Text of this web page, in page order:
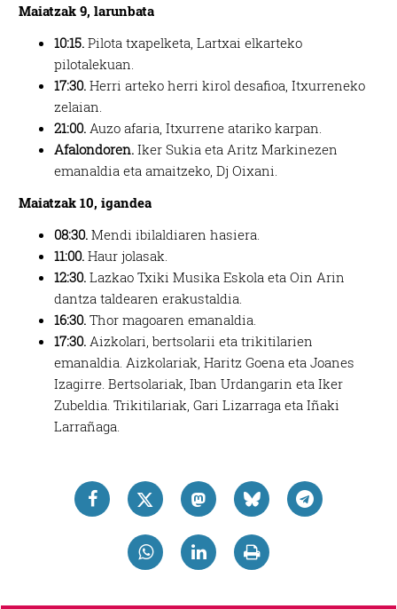
Maiatzak 9, larunbata
10:15. Pilota txapelketa, Lartxai elkarteko
pilotalekuan.
17:30. Herri arteko herri kirol desafioa, Itxurreneko
zelaian.
21:00. Auzo afaria, Itxurrene atariko karpan.
Afalondoren. Iker Sukia eta Aritz Markinezen
emanaldia eta amaitzeko, Dj Oixani.
Maiatzak 10, igandea
08:30. Mendi ibilaldiaren hasiera.
11:00. Haur jolasak.
12:30. Lazkao Txiki Musika Eskola eta Oin Arin
dantza taldearen erakustaldia.
16:30. Thor magoaren emanaldia.
17:30. Aizkolari, bertsolarii eta trikitilarien
emanaldia. Aizkolariak, Haritz Goena eta Joanes
Izagirre. Bertsolariak, Iban Urdangarin eta Iker
Zubeldia. Trikitilariak, Gari Lizarraga eta Iñaki
Larrañaga.